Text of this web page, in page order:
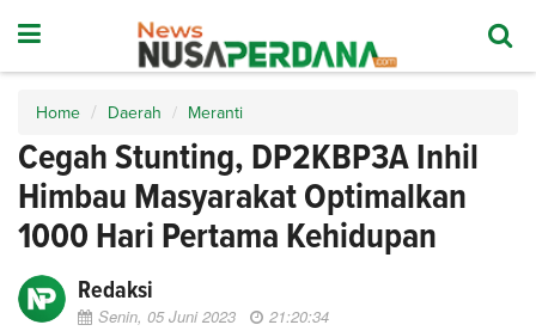
Home Daerah Meranti
Cegah Stunting, DP2KBP3A Inhil
Himbau Masyarakat Optimalkan
1000 Hari Pertama Kehidupan
Redaksi
Senin, 05 Juni 2023 21:20:34